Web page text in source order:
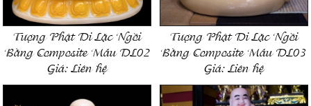
Tượng Phật Di Lặc Ngồi
Bằng Composite Mẫu DL02
Giá:Liên hệ
Tượng Phật Di Lặc Ngồi
Bằng Composite Mẫu DL03
Giá:Liên hệ